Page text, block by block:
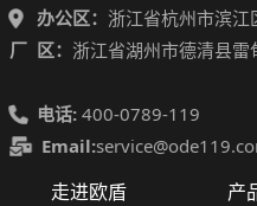
办公区： 浙江省杭州市滨
厂 区： 浙江省湖州市德清县
电话: 400-0789-119
Email:
走进欧盾 产